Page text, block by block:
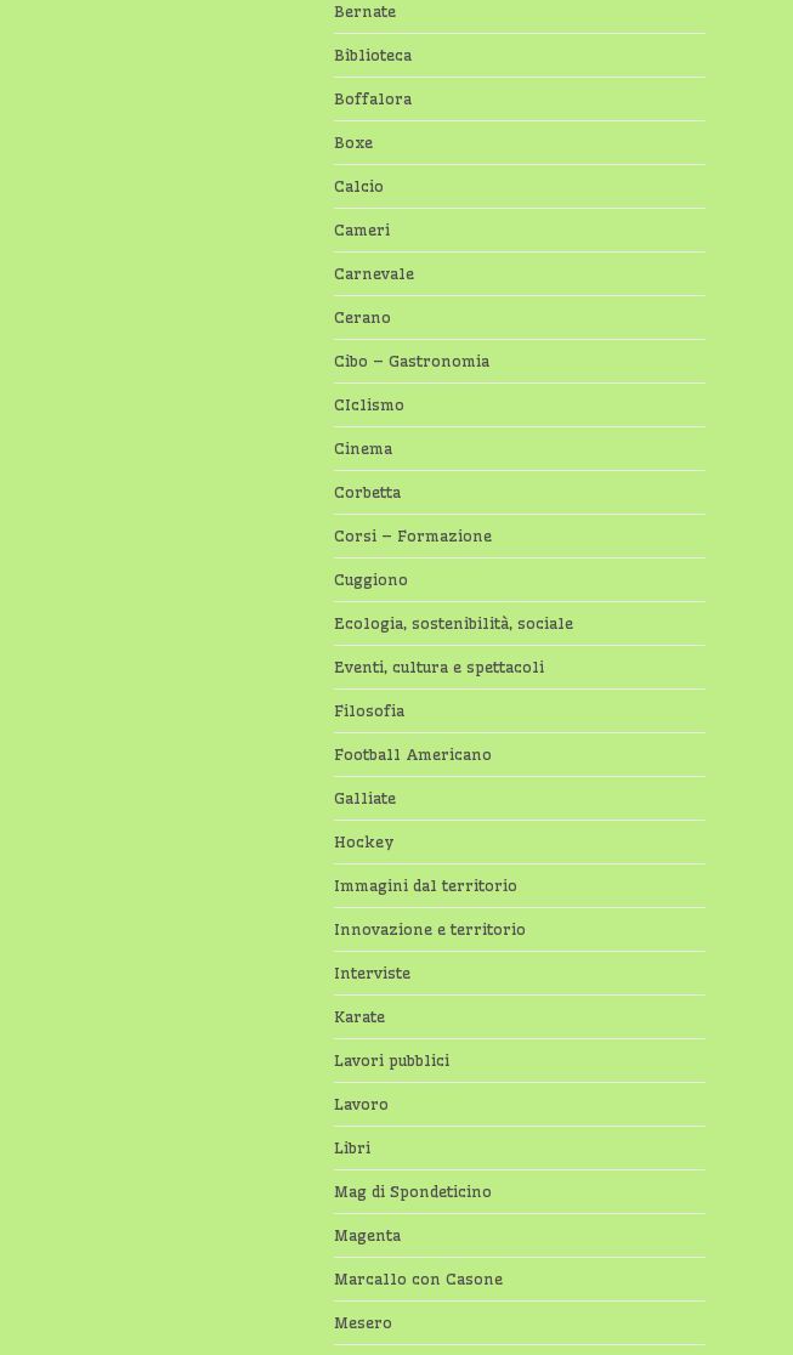
Bernate
Biblioteca
Boffalora
Boxe
Calcio
Cameri
Carnevale
Cerano
Cibo – Gastronomia
CIclismo
Cinema
Corbetta
Corsi – Formazione
Cuggiono
Ecologia, sostenibilità, sociale
Eventi, cultura e spettacoli
Filosofia
Football Americano
Galliate
Hockey
Immagini dal territorio
Innovazione e territorio
Interviste
Karate
Lavori pubblici
Lavoro
Libri
Mag di Spondeticino
Magenta
Marcallo con Casone
Mesero